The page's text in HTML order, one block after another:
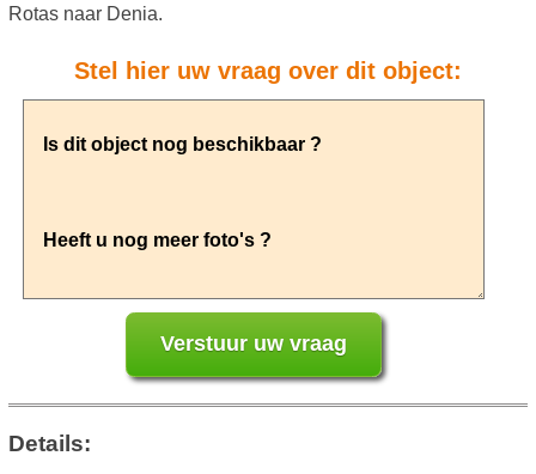
Rotas naar Denia.
Stel hier uw vraag over dit object:
Details: